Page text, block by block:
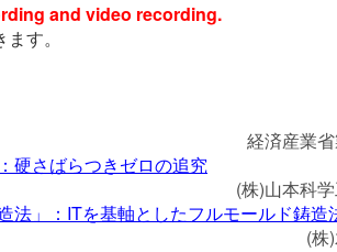
and video recording.
す。
経済産業
硬さばらつきゼロの追究
(株)山本科
法」：ITを基軸としたフルモールド鋳造
(株